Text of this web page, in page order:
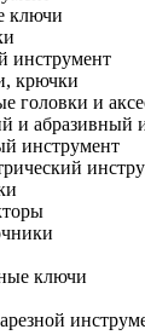
ключи
инструмент
крючки
головки и
и абразивный
инструмент
ключи